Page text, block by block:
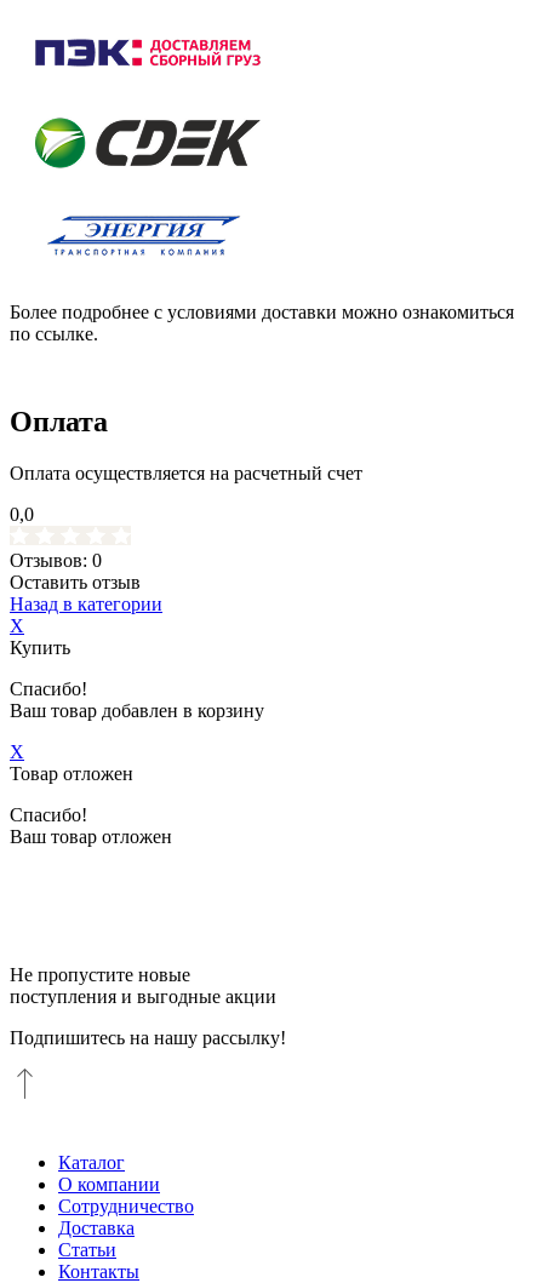
Более подробнее с условиями доставки можно ознакомиться
по ссылке.
Оплата
Оплата осуществляется на расчетный счет
0,0
Отзывов: 0
Оставить отзыв
Назад в категории
X
Купить
Спасибо!
Ваш товар добавлен в корзину
X
Товар отложен
Спасибо!
Ваш товар отложен
Не пропустите новые
поступления и выгодные акции
Подпишитесь на нашу рассылку!
Каталог
О компании
Сотрудничество
Доставка
Статьи
Контакты